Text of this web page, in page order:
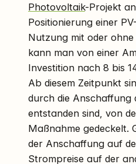
Photovoltaik-Projekt
Positionierung einer
Nutzung mit oder
kann man von einer
Investition nach 8 bis
Ab diesem Zeitpunkt
durch die Anschaffung
entstanden sind, von
Maßnahme gedeckelt.
der Anschaffung auf
Strompreise auf der